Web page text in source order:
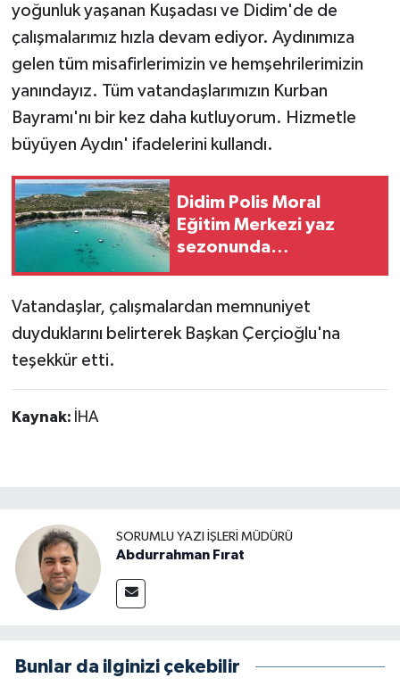
yoğunluk yaşanan Kuşadası ve Didim'de de
çalışmalarımız hızla devam ediyor. Aydınımıza
gelen tüm misafirlerimizin ve hemşehrilerimizin
yanındayız. Tüm vatandaşlarımızın Kurban
Bayramı'nı bir kez daha kutluyorum. Hizmetle
büyüyen Aydın' ifadelerini kullandı.
Didim Polis Moral
Eğitim Merkezi yaz
sezonunda
Vatandaşlar, çalışmalardan memnuniyet
duyduklarını belirterek Başkan Çerçioğlu'na
teşekkür etti.
Kaynak: İHA
SORUMLU YAZI İŞLERI MÜDÜRÜ
Abdurrahman Fırat
Bunlar da ilginizi çekebilir